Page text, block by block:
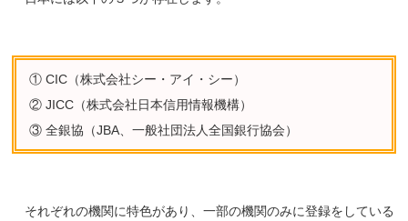
① CIC（株式会社シー・アイ・シー）
② JICC（株式会社日本信用情報機構）
③ 全銀協（JBA、一般社団法人全国銀行協会）
それぞれの機関に特色があり、一部の機関のみに登録をしている